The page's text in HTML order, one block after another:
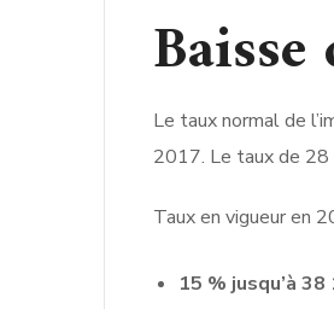
Le taux normal de
2017. Le taux de 28
Taux en vigueur en
15 % jusqu’à